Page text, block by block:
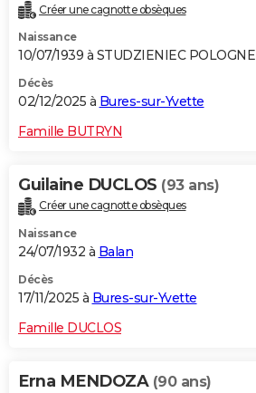
Créer une cagnotte obsèques
Naissance
10/07/1939 à STUDZIENIEC POLOGNE
Décès
02/12/2025 à Bures-sur-Yvette
Famille BUTRYN
Guilaine DUCLOS (93 ans)
Créer une cagnotte obsèques
Naissance
24/07/1932 à Balan
Décès
17/11/2025 à Bures-sur-Yvette
Famille DUCLOS
Erna MENDOZA (90 ans)